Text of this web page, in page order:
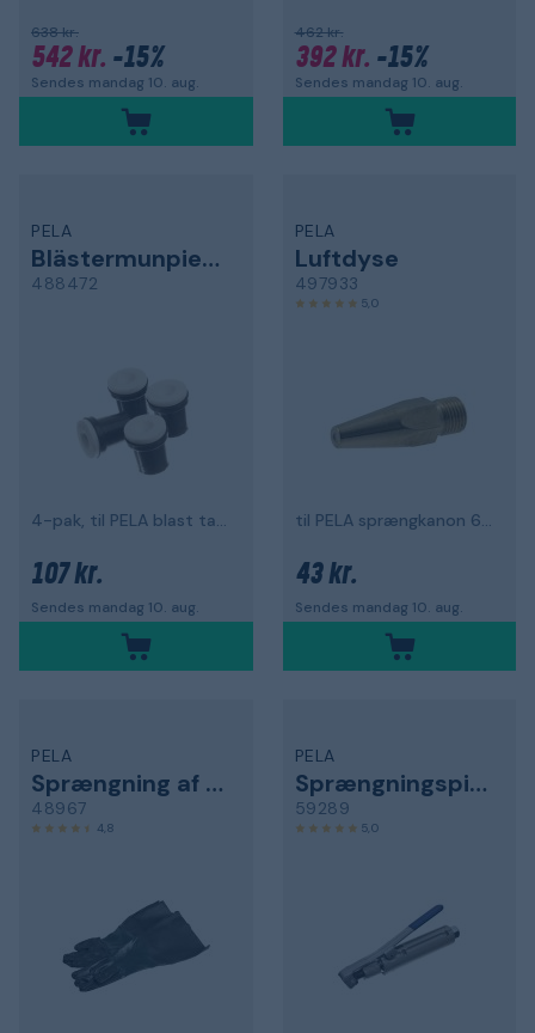
638 kr.
542 kr. -15%
Sendes mandag 10. aug.
462 kr.
392 kr. -15%
Sendes mandag 10. aug.
PELA
Blästermunpiece
488472
4-pak, til PELA blast tanke
107 kr.
Sendes mandag 10. aug.
PELA
Luftdyse
497933
5,0
til PELA sprængkanon 64735
43 kr.
Sendes mandag 10. aug.
PELA
Sprængning af handske
48967
4,8
PELA
Sprængningspistol
59289
5,0